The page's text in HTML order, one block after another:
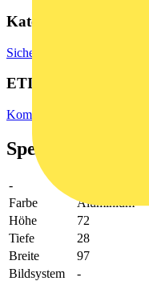
Kategorien
Sicherheit &
ETIM Group
Kommunikationstechnik/
Spezifikationen
-
Farbe
Aluminium
Höhe
72
Tiefe
28
Breite
97
Bildsystem
-